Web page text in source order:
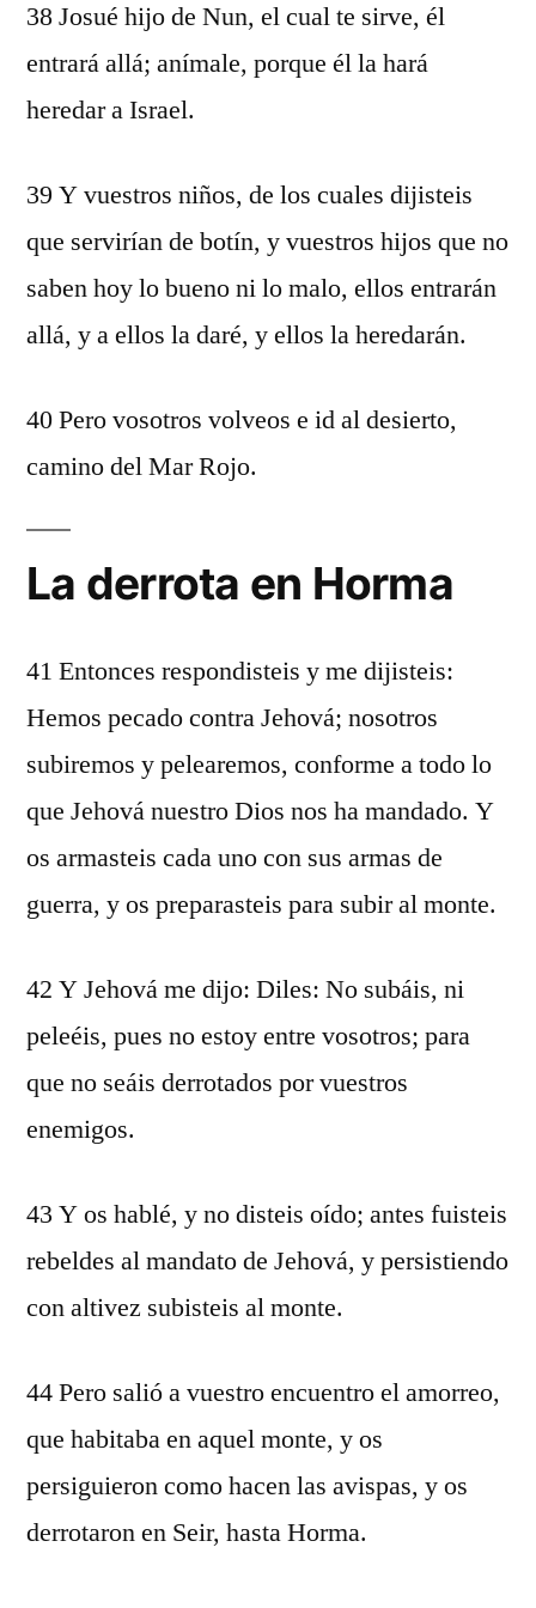
38 Josué hijo de Nun, el cual te sirve, él
entrará allá; anímale, porque él la hará
heredar a Israel.
39 Y vuestros niños, de los cuales dijisteis
que servirían de botín, y vuestros hijos que no
saben hoy lo bueno ni lo malo, ellos entrarán
allá, y a ellos la daré, y ellos la heredarán.
40 Pero vosotros volveos e id al desierto,
camino del Mar Rojo.
La derrota en Horma
41 Entonces respondisteis y me dijisteis:
Hemos pecado contra Jehová; nosotros
subiremos y pelearemos, conforme a todo lo
que Jehová nuestro Dios nos ha mandado. Y
os armasteis cada uno con sus armas de
guerra, y os preparasteis para subir al monte.
42 Y Jehová me dijo: Diles: No subáis, ni
peleéis, pues no estoy entre vosotros; para
que no seáis derrotados por vuestros
enemigos.
43 Y os hablé, y no disteis oído; antes fuisteis
rebeldes al mandato de Jehová, y persistiendo
con altivez subisteis al monte.
44 Pero salió a vuestro encuentro el amorreo,
que habitaba en aquel monte, y os
persiguieron como hacen las avispas, y os
derrotaron en Seir, hasta Horma.